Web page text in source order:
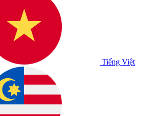
Tiếng Việt